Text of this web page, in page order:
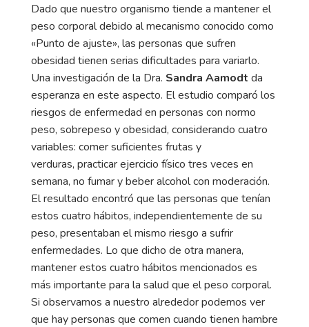
Dado que nuestro organismo tiende a mantener el
peso corporal debido al mecanismo conocido como
«Punto de ajuste», las personas que sufren
obesidad tienen serias dificultades para variarlo.
Una investigación de la Dra. Sandra Aamodt da
esperanza en este aspecto. El estudio comparó los
riesgos de enfermedad en personas con normo
peso, sobrepeso y obesidad, considerando cuatro
variables: comer suficientes frutas y
verduras, practicar ejercicio físico tres veces en
semana, no fumar y beber alcohol con moderación.
El resultado encontró que las personas que tenían
estos cuatro hábitos, independientemente de su
peso, presentaban el mismo riesgo a sufrir
enfermedades. Lo que dicho de otra manera,
mantener estos cuatro hábitos mencionados es
más importante para la salud que el peso corporal.
Si observamos a nuestro alrededor podemos ver
que hay personas que comen cuando tienen hambre